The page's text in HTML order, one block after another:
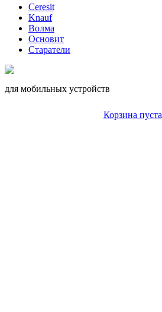
Ceresit
Knauf
Волма
Основит
Старатели
для мобильных устройств
Корзина пуста